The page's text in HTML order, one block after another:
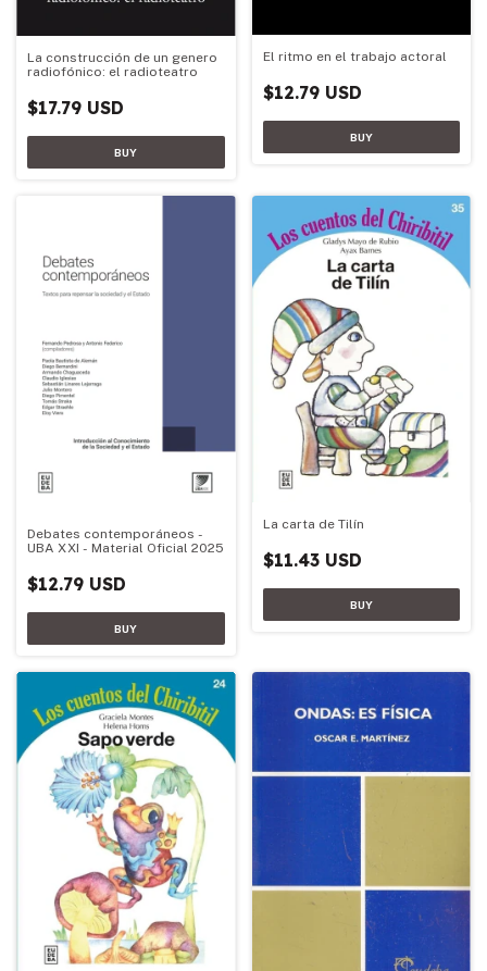
La construcción de un genero
radiofónico: el radioteatro
$17.79 USD
El ritmo en el trabajo actoral
$12.79 USD
Debates contemporáneos -
UBA XXI - Material Oficial 2025
$12.79 USD
La carta de Tilín
$11.43 USD